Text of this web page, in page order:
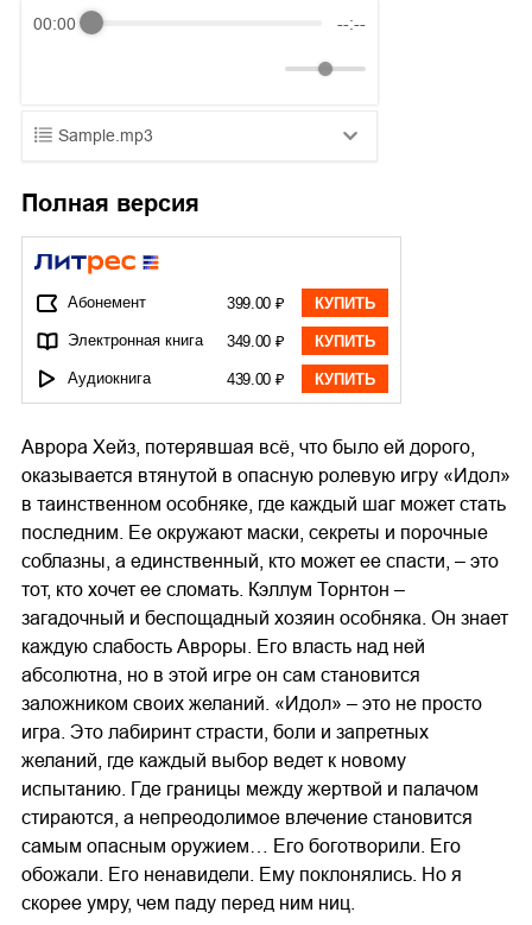
00:00 --:--
Sample.mp3
03.mp3
Полная версия
Абонемент 399.00 ₽ КУПИТЬ
Электронная книга 349.00 ₽ КУПИТЬ
Аудиокнига 439.00 ₽ КУПИТЬ
Аврора Хейз, потерявшая всё, что было ей дорого,
оказывается втянутой в опасную ролевую игру «Идол»
в таинственном особняке, где каждый шаг может стать
последним. Ее окружают маски, секреты и порочные
соблазны, а единственный, кто может ее спасти, – это
тот, кто хочет ее сломать. Кэллум Торнтон –
загадочный и беспощадный хозяин особняка. Он знает
каждую слабость Авроры. Его власть над ней
абсолютна, но в этой игре он сам становится
заложником своих желаний. «Идол» – это не просто
игра. Это лабиринт страсти, боли и запретных
желаний, где каждый выбор ведет к новому
испытанию. Где границы между жертвой и палачом
стираются, а непреодолимое влечение становится
самым опасным оружием… Его боготворили. Его
обожали. Его ненавидели. Ему поклонялись. Но я
скорее умру, чем паду перед ним ниц.